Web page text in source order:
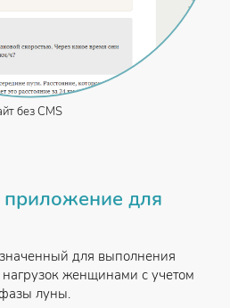
без CMS
для
для выполнения
женщинами с учетом
луны.